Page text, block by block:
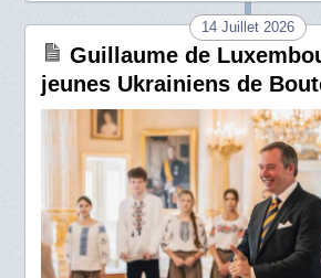
14 Juillet 2026
Guillaume de
jeunes Ukrainiens de